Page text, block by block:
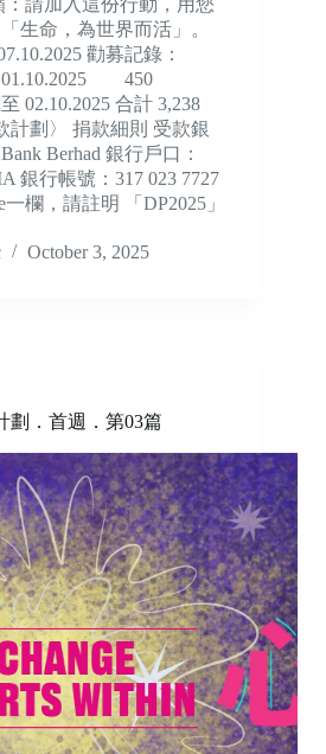
請加入這份行動，用您
生命，為世界而活」。
勸募記錄：
450
02.10.2025 合計 3,238
計劃〉 捐款細則 受款銀
Berhad 銀行戶口：
銀行帳號：317 023 7727
欄，請註明 「DP2025」
October 3, 2025
劃．首週．第03篇